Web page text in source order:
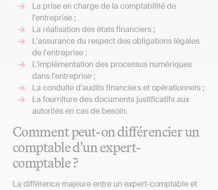
La prise en charge de la comptabilité de
l'entreprise ;
La réalisation des états financiers ;
L'assurance du respect des obligations légales
de l'entreprise ;
L'implémentation des processus numériques
dans l'entreprise ;
La conduite d'audits financiers et opérationnels ;
La fourniture des documents justificatifs aux
autorités en cas de besoin.
Comment peut-on différencier un
comptable d'un expert-
comptable ?
La différence majeure entre un expert-comptable et